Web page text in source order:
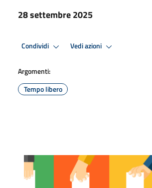
28 settembre 2025
Condividi Vedi azioni
Argomenti:
Tempo libero